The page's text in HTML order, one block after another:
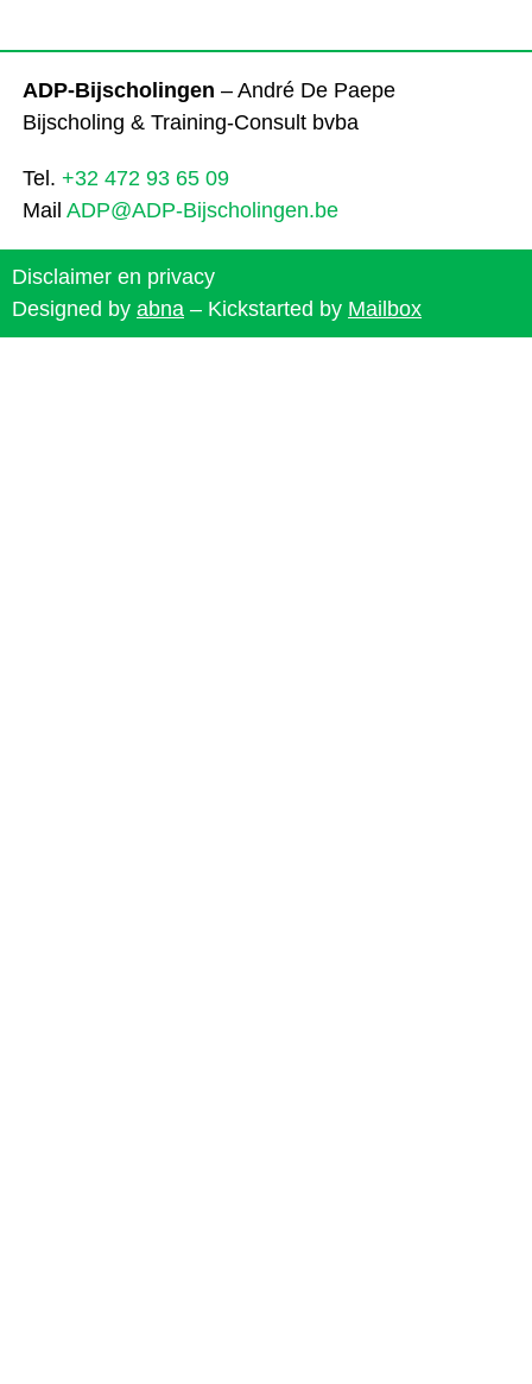
ADP-Bijscholingen – André De Paepe
Bijscholing & Training-Consult bvba
Tel. +32 472 93 65 09
Mail ADP@ADP-Bijscholingen.be
Disclaimer en privacy
Designed by abna – Kickstarted by Mailbox